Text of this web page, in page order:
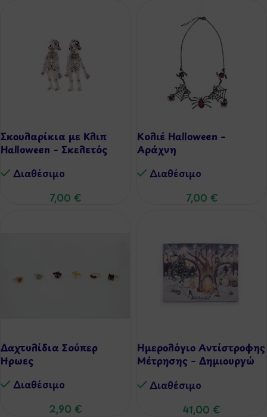
Σκουλαρίκια με Κλιπ
Halloween – Σκελετός
Διαθέσιμo
7,00 €
Κολιέ Halloween –
Αράχνη
Διαθέσιμo
7,00 €
Δαχτυλίδια Σούπερ
Ήρωες
Διαθέσιμo
2,90 €
Ημερολόγιο Αντίστροφης
Μέτρησης – Δημιουργώ
Διαθέσιμo
41,00 €